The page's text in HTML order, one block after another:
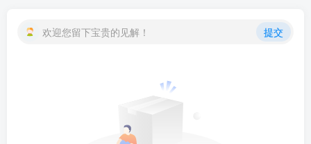
欢迎您留下宝贵的见解！ 提交